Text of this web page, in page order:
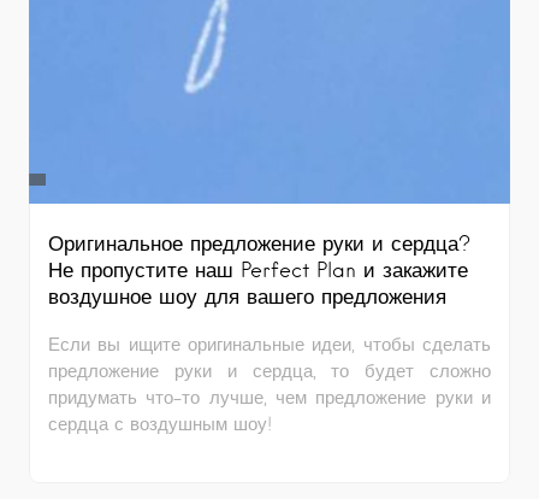
Оригинальное предложение руки и сердца?
Не пропустите наш Perfect Plan и закажите
воздушное шоу для вашего предложения
Если вы ищите оригинальные идеи, чтобы сделать
предложение руки и сердца, то будет сложно
придумать что-то лучше, чем предложение руки и
сердца с воздушным шоу!